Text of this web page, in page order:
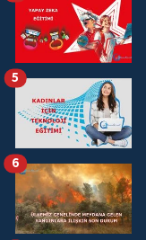
5
6